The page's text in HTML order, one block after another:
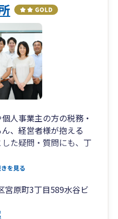
人事業主の方の税務・
、経営者様が抱える
た疑問・質問にも、丁
も対応しております。
にご相談ください。
を見る
宮原町3丁目589水谷ビ